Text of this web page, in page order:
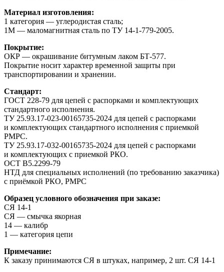
Материал изготовления:
1 категория — углеродистая сталь;
1М — маломагнитная сталь по ТУ 14-1-779-2005.
Покрытие:
ОКР — окрашивание битумным лаком БТ-577.
Покрытие носит характер временной защиты при
транспортировании и хранении.
Стандарт:
ГОСТ 228-79 для цепей с распорками и комплектующих
стандартного исполнения.
ТУ 25.93.17-023-00165735-2024 для цепей с распорками
и комплектующих стандартного исполнения с приемкой
РМРС.
ТУ 25.93.17-032-00165735-2024 для цепей с распорками
и комплектующих с приемкой РКО.
ОСТ В5.2299-79
НТД для специальных исполнений (по требованию заказчика)
с приёмкой РКО, РМРС
Образец условного обозначения при заказе:
СЯ 14-1
СЯ — смычка якорная
14 — калибр
1 — категория цепи
Примечание:
К заказу принимаются СЯ в штуках, например, 2 шт. СЯ 14-1